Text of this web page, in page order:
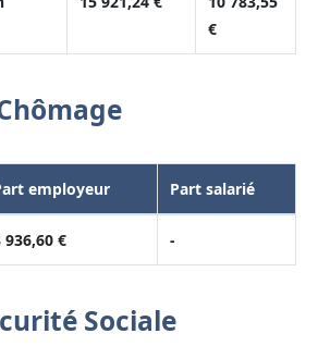
€
employeur Part salarié
936,60 € -
Sociale